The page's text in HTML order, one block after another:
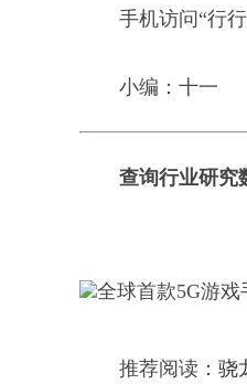
手机访问“行
小编：十一
查询行业研究
推荐阅读： 骁